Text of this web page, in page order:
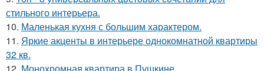
стильного интерьера.
10. Маленькая кухня с большим характером.
11. Яркие акценты в интерьере однокомнатной квартиры
32 кв.